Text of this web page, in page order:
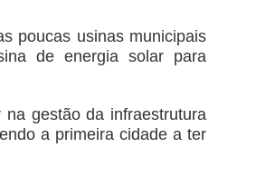
poucas usinas municipais
de energia solar para
gestão da infraestrutura
a primeira cidade a ter